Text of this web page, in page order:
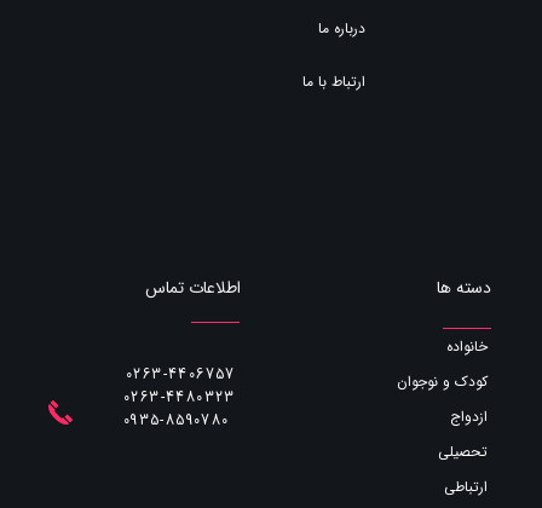
خانواده
کودک و نوجوان
ازدواج
تحصیلی
ارتباطی
دسته ها اطلاعات تماس
0263-4406757
0263-4480323
درباره ما
ارتباط با ما